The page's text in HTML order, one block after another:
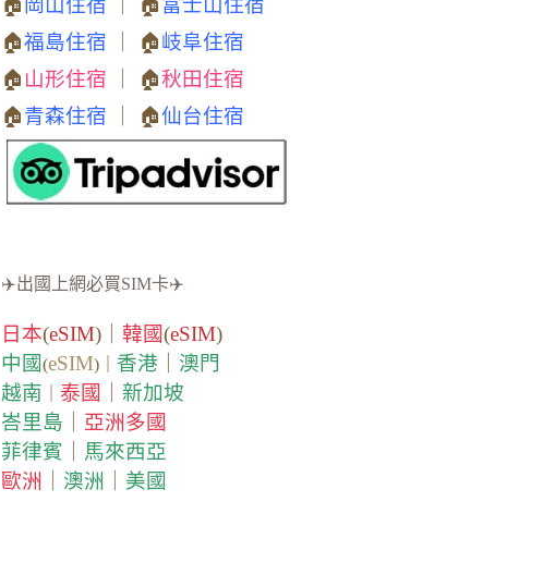
🏠 岡山住宿 ｜ 🏠富士山住宿
🏠福島住宿 ｜ 🏠岐阜住宿
🏠 山形住宿 ｜ 🏠秋田住宿
🏠青森住宿 ｜ 🏠仙台住宿
✈️出國上網必買SIM卡✈️
日本(eSIM)｜ 韓國(eSIM)
中國(eSIM)｜ 香港
澳門
越南
泰國
新加坡
峇里島
亞洲多國
菲律賓
馬來西亞
歐洲
澳洲 美國